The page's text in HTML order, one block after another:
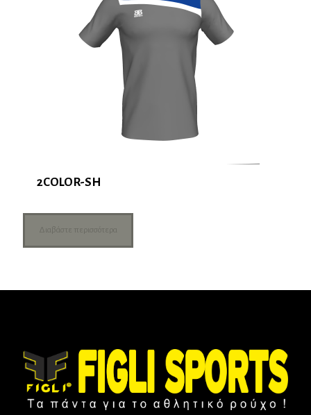
2COLOR-SH
Διαβάστε περισσότερα